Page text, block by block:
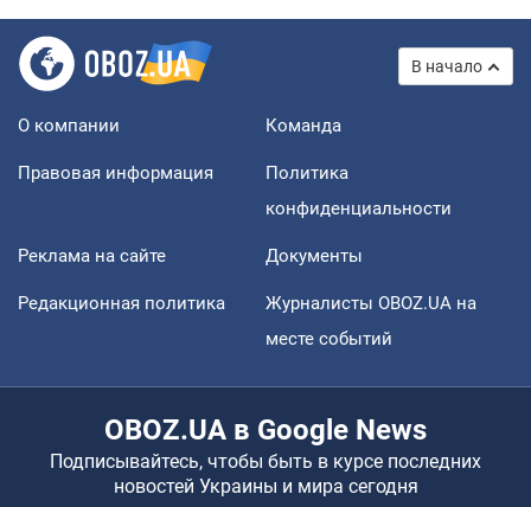
В начало
О компании Команда
Правовая информация
Политика
конфиденциальности
Реклама на сайте Документы
Редакционная политика
Журналисты OBOZ.UA на
месте событий
OBOZ.UA в Google News
Подписывайтесь, чтобы быть в курсе последних
новостей Украины и мира сегодня